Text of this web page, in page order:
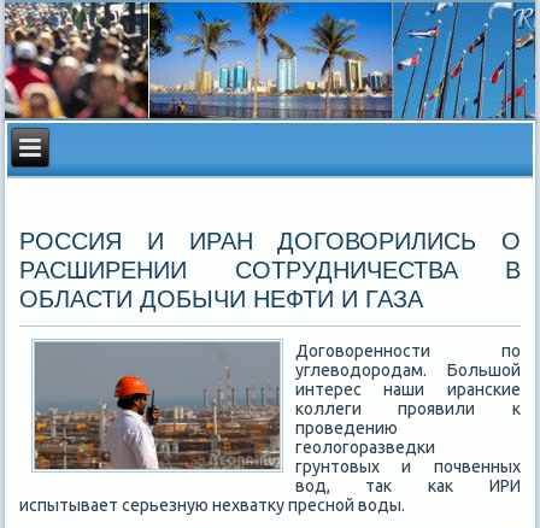
РОССИЯ И ИРАН ДОГОВОРИЛИСЬ О
РАСШИРЕНИИ СОТРУДНИЧЕСТВА В
ОБЛАСТИ ДОБЫЧИ НЕФТИ И ГАЗА
Договоренности по
углеводородам. Большой
интерес наши иранские
коллеги проявили к
проведению
геологоразведки
грунтовых и почвенных
вод, так как ИРИ
испытывает серьезную нехватку пресной воды.